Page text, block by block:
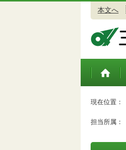
本文へ
トップペ
現在位置：
担当所属：